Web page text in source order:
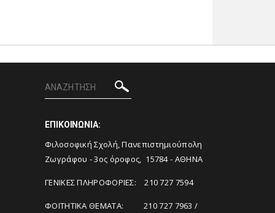
ΕΠΙΚΟΙΝΩΝΙΑ:
Φιλοσοφική Σχολή, Πανεπιστημιούπολη
Ζωγράφου - 3ος όροφος, 15784 - ΑΘΗΝΑ
ΓΕΝΙΚΕΣ ΠΛΗΡΟΦΟΡΙΕΣ: 210 727 7594
ΦΟΙΤΗΤΙΚΑ ΘΕΜΑΤΑ: 210 727 7963 /